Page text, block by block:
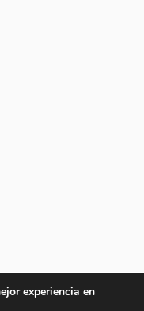
experiencia en